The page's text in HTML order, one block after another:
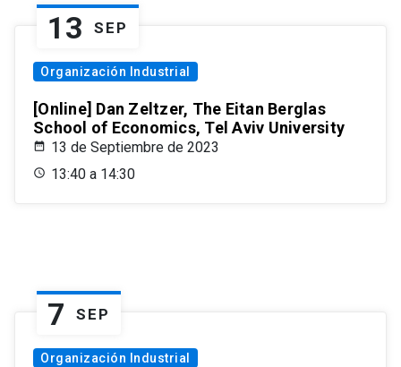
13 SEP
Organización Industrial
[Online] Dan Zeltzer, The Eitan Berglas
School of Economics, Tel Aviv University
13 de Septiembre de 2023
13:40 a 14:30
7 SEP
Organización Industrial